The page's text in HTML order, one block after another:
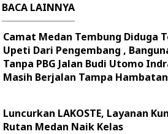
BACA LAINNYA
Camat Medan Tembung Diduga
Upeti Dari Pengembang ,
Tanpa PBG Jalan Budi Utomo
Masih Berjalan Tampa
Luncurkan LAKOSTE, Layanan
Rutan Medan Naik Kelas